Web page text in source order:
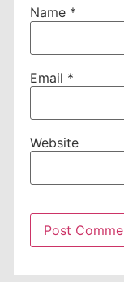
Name *
Email *
Website